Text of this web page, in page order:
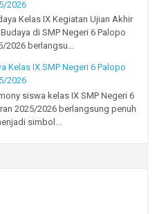
2026
Kelas IX Kegiatan Ujian Akhir
di SMP Negeri 6 Palopo
2026 berlangsu...
Kelas IX SMP Negeri 6 Palopo
2026
siswa kelas IX SMP Negeri 6
2025/2026 berlangsung penuh
simbol...